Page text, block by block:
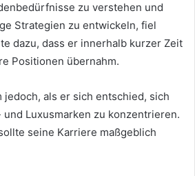
zu verstehen und
Strategien zu entwickeln, fiel
dazu, dass er innerhalb kurzer Zeit
Positionen übernahm.
jedoch, als er sich entschied, sich
Luxusmarken zu konzentrieren.
seine Karriere maßgeblich